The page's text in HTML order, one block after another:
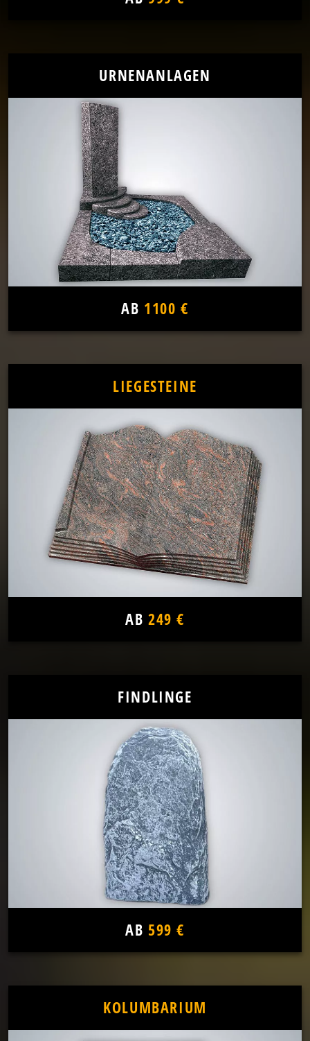
URNENANLAGEN
AB 1100 €
LIEGESTEINE
AB 249 €
FINDLINGE
AB 599 €
KOLUMBARIUM